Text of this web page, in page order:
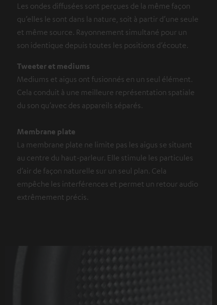
Les ondes diffusées sont perçues de la même façon
qu’elles le sont dans la nature, soit à partir d’une seule
et même source. Rayonnement simultané pour un
son identique depuis toutes les positions d’écoute.
Tweeter et mediums
Mediums et aigus ont fusionnés en un seul élément.
Cela conduit à une meilleure représentation spatiale
du son qu’avec des appareils séparés.
Membrane plate
La membrane plate ne limite pas les aigus se situant
au centre du haut-parleur. Elle stimule les particules
d’air de façon naturelle sur un seul plan. Cela
empêche les interférences et permet un retour audio
extrêmement précis.